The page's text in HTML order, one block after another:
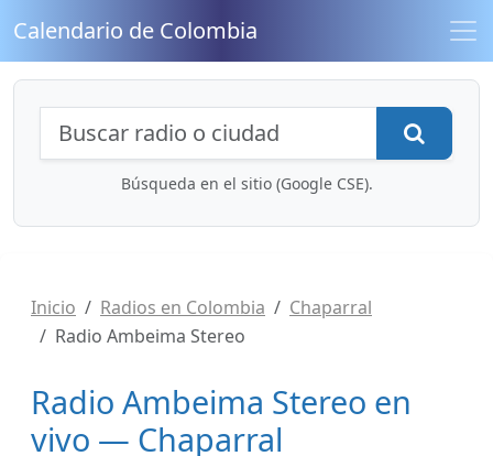
Calendario de Colombia
Búsqueda de radios y contenidos
Búsqueda en el sitio (Google CSE).
Inicio Radios en Colombia
Chaparral
Radio Ambeima Stereo
Radio Ambeima Stereo en
vivo — Chaparral